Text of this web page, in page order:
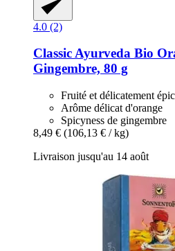
4.0 (2)
Classic Ayurveda Bio
Gingembre, 80 g
Fruité et délicatement
Arôme délicat d'orange
Spicyness de gingembre
8,49 € (106,13 € / kg)
Livraison jusqu'au 14 août